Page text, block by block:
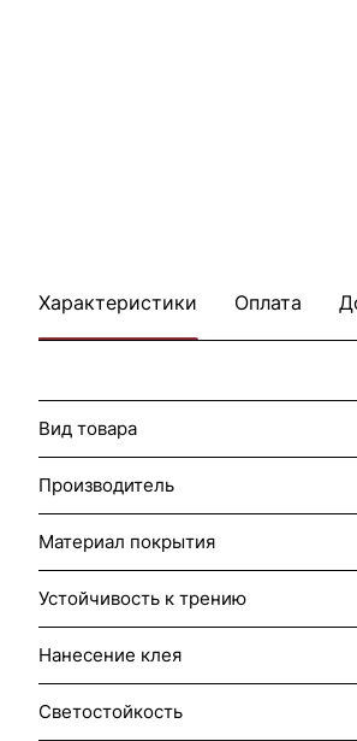
Характеристики Оплата
Вид товара
Производитель
Материал покрытия
Устойчивость к трению
Нанесение клея
Светостойкость